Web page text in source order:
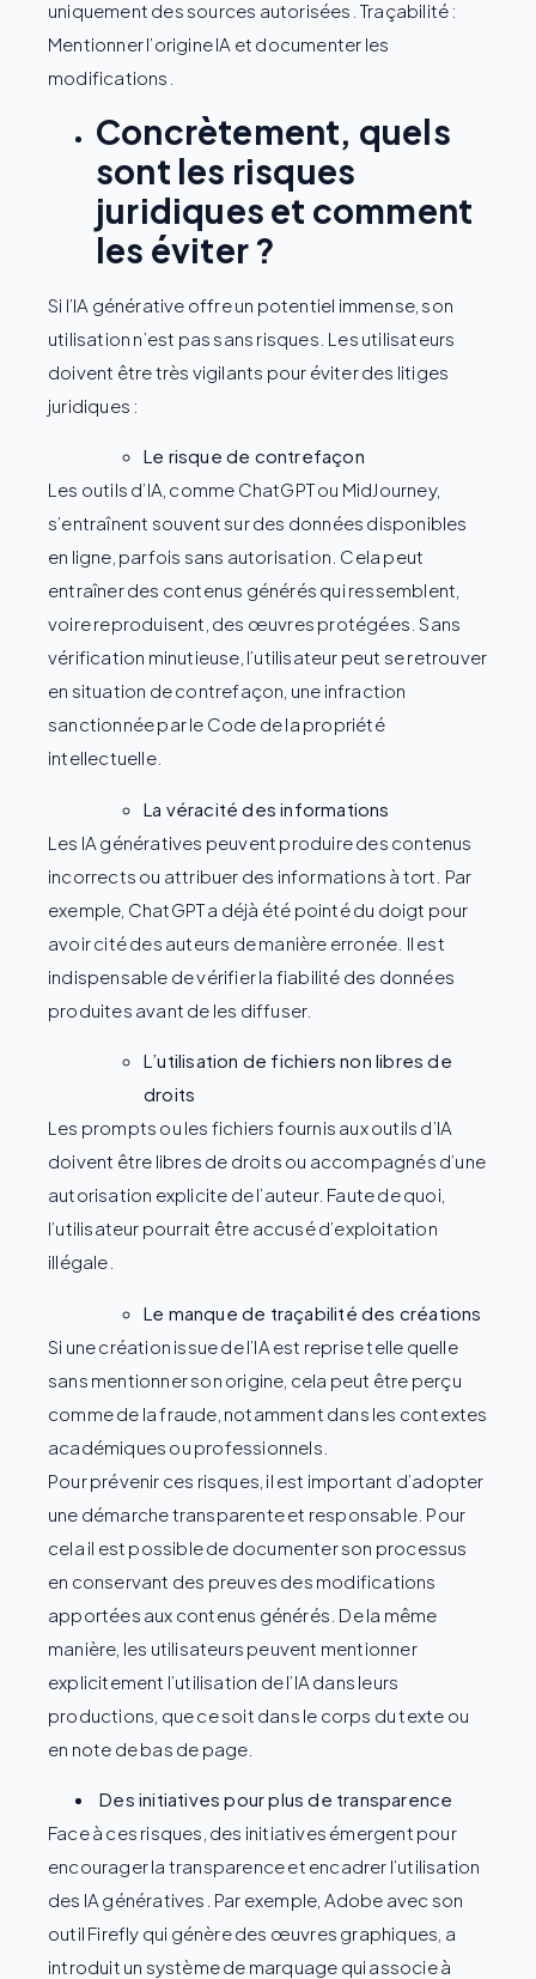
Concrètement, quels
sont les risques
juridiques et comment
les éviter ?
Si l’IA générative offre un potentiel immense, son
utilisation n’est pas sans risques. Les utilisateurs
doivent être très vigilants pour éviter des litiges
juridiques :
Le risque de contrefaçon
Les outils d’IA, comme ChatGPT ou MidJourney,
s’entraînent souvent sur des données disponibles
en ligne, parfois sans autorisation. Cela peut
entraîner des contenus générés qui ressemblent,
voire reproduisent, des œuvres protégées. Sans
vérification minutieuse, l’utilisateur peut se retrouver
en situation de contrefaçon, une infraction
sanctionnée par le Code de la propriété
intellectuelle.
La véracité des informations
Les IA génératives peuvent produire des contenus
incorrects ou attribuer des informations à tort. Par
exemple, ChatGPT a déjà été pointé du doigt pour
avoir cité des auteurs de manière erronée. Il est
indispensable de vérifier la fiabilité des données
produites avant de les diffuser.
L’utilisation de fichiers non libres de
droits
Les prompts ou les fichiers fournis aux outils d’IA
doivent être libres de droits ou accompagnés d’une
autorisation explicite de l’auteur. Faute de quoi,
l’utilisateur pourrait être accusé d’exploitation
illégale.
Le manque de traçabilité des créations
Si une création issue de l’IA est reprise telle quelle
sans mentionner son origine, cela peut être perçu
comme de la fraude, notamment dans les contextes
académiques ou professionnels.
Pour prévenir ces risques, il est important d’adopter
une démarche transparente et responsable. Pour
cela il est possible de documenter son processus
en conservant des preuves des modifications
apportées aux contenus générés. De la même
manière, les utilisateurs peuvent mentionner
explicitement l’utilisation de l’IA dans leurs
productions, que ce soit dans le corps du texte ou
en note de bas de page.
Des initiatives pour plus de transparence
Face à ces risques, des initiatives émergent pour
encourager la transparence et encadrer l’utilisation
des IA génératives. Par exemple, Adobe avec son
outil Firefly qui génère des œuvres graphiques, a
introduit un système de marquage qui associe à